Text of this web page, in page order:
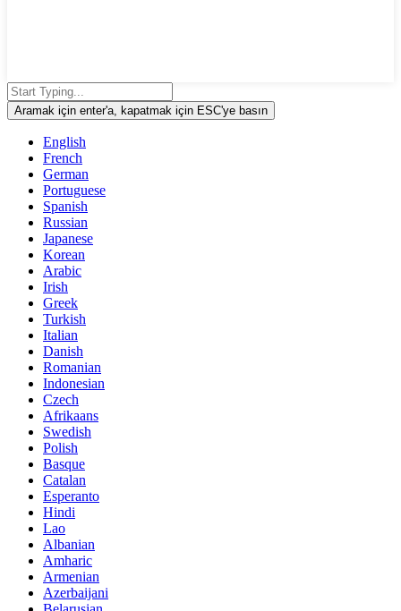
Aramak için enter'a, kapatmak için ESC'ye basın
English
French
German
Portuguese
Spanish
Russian
Japanese
Korean
Arabic
Irish
Greek
Turkish
Italian
Danish
Romanian
Indonesian
Czech
Afrikaans
Swedish
Polish
Basque
Catalan
Esperanto
Hindi
Lao
Albanian
Amharic
Armenian
Azerbaijani